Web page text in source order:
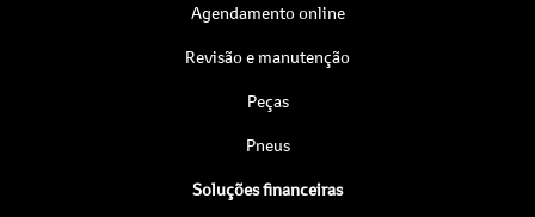
Agendamento online
Revisão e manutenção
Peças
Pneus
Soluções financeiras